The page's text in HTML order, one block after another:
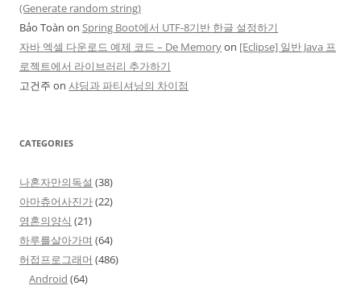
(Generate random string)
Bảo Toàn on Spring Boot에서 UTF-8기반 한글 설정하기
자바 엑셀 다운로드 예제 코드 – De Memoryon [Eclipse] 일반 Java 프
로젝트에서 라이브러리 추가하기
고건주 on 샤딩과 파티셔닝의 차이점
CATEGORIES
나혼자만의독설 (38)
아마츄어사진가(22)
영혼의양식 (21)
하루를살아가며 (64)
허접프로그래머 (486)
Android (64)